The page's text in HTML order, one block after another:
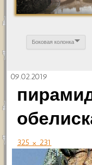
Боковая колонка
09.02.2019
325 × 231